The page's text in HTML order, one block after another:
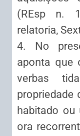
(REsp n.
relatoria,
4. No
aponta que
verbas
propriedade
habitado ou
ora